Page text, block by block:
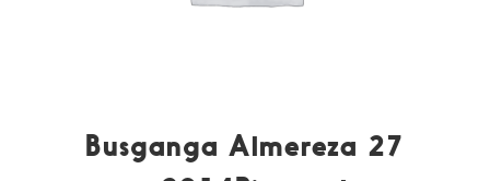
Busganga Almereza 27